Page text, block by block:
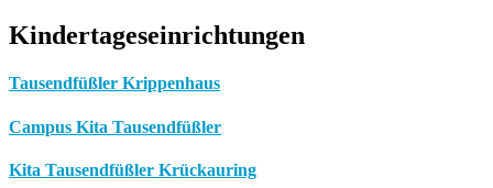
Kindertageseinrichtungen
Tausendfüßler Krippenhaus
Campus Kita Tausendfüßler
Kita Tausendfüßler Krückauring